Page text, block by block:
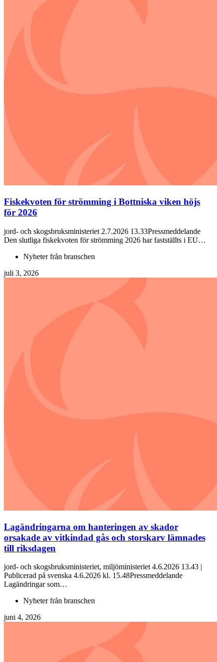
Fiskekvoten för strömming i Bottniska viken höjs
för 2026
jord- och skogsbruksministeriet 2.7.2026 13.33Pressmeddelande
Den slutliga fiskekvoten för strömming 2026 har fastställts i EU…
Nyheter från branschen
juli 3, 2026
Lagändringarna om hanteringen av skador
orsakade av vitkindad gås och storskarv lämnades
till riksdagen
jord- och skogsbruksministeriet, miljöministeriet 4.6.2026 13.43 |
Publicerad på svenska 4.6.2026 kl. 15.48Pressmeddelande
Lagändringar som…
Nyheter från branschen
juni 4, 2026